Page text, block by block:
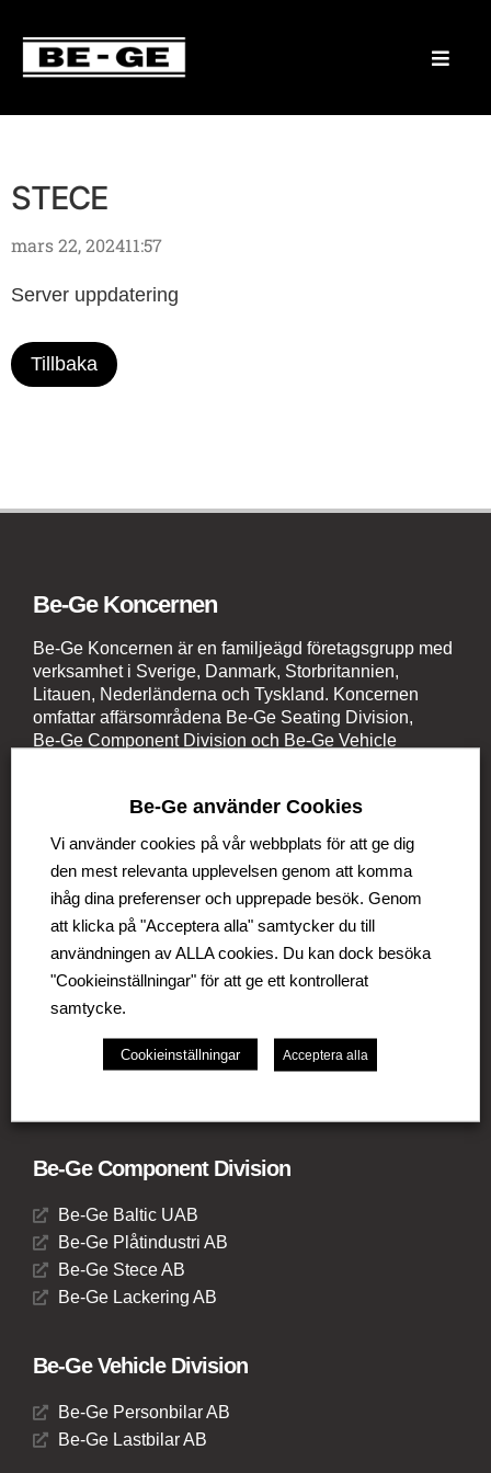
STECE
mars 22, 202411:57
Server uppdatering
Tillbaka
Be-Ge Koncernen
Be-Ge Koncernen är en familjeägd företagsgrupp med
verksamhet i Sverige, Danmark, Storbritannien,
Litauen, Nederländerna och Tyskland. Koncernen
omfattar affärsområdena Be-Ge Seating Division,
Be-Ge Component Division och Be-Ge Vehicle
Be-Ge Seating Division
Be-Ge Seating AB
Be-Ge Seating A/S
Be-Ge Frapett AB
Be-Ge Seating UK Ltd
Be-Ge Seating B.V.
Be-Ge Component Division
Be-Ge Baltic UAB
Be-Ge Plåtindustri AB
Be-Ge Stece AB
Be-Ge Lackering AB
Be-Ge Vehicle Division
Be-Ge Personbilar AB
Be-Ge Lastbilar AB
Be-Ge använder Cookies
Vi använder cookies på vår webbplats för att ge dig
den mest relevanta upplevelsen genom att komma
ihåg dina preferenser och upprepade besök. Genom
att klicka på "Acceptera alla" samtycker du till
användningen av ALLA cookies. Du kan dock besöka
"Cookieinställningar" för att ge ett kontrollerat
samtycke.
Cookieinställningar Acceptera alla